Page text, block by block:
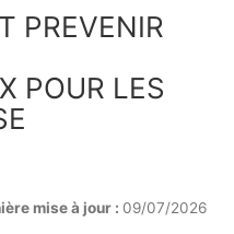
PREVENIR
POUR LES
mise à jour : 09/07/2026